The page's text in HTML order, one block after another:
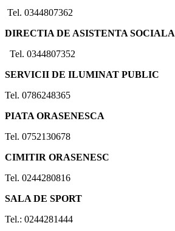
Tel. 0344807362
DIRECTIA DE ASISTENTA SOCIALA
Tel. 0344807352
SERVICII DE ILUMINAT PUBLIC
Tel. 0786248365
PIATA ORASENESCA
Tel. 0752130678
CIMITIR ORASENESC
Tel. 0244280816
SALA DE SPORT
Tel.: 0244281444